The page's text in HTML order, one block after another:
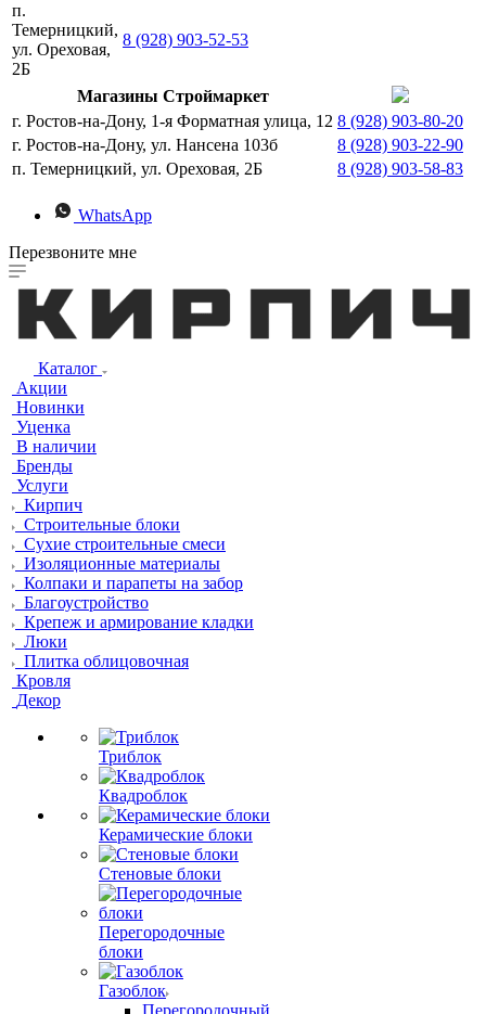
п.
Темерницкий,
ул. Ореховая,
2Б
8 (928) 903-52-53
Магазины Строймаркет
г. Ростов-на-Дону, 1-я Форматная улица, 12 8 (928) 903-80-20
г. Ростов-на-Дону, ул. Нансена 103б
8 (928) 903-22-90
п. Темерницкий, ул. Ореховая, 2Б
8 (928) 903-58-83
WhatsApp
Перезвоните мне
Каталог
Акции
Новинки
Уценка
В наличии
Бренды
Услуги
Кирпич
Строительные блоки
Сухие строительные смеси
Изоляционные материалы
Колпаки и парапеты на забор
Благоустройство
Крепеж и армирование кладки
Люки
Плитка облицовочная
Кровля
Декор
Триблок
Квадроблок
Керамические блоки
Стеновые блоки
Перегородочные
блоки
Газоблок
Перегородочный